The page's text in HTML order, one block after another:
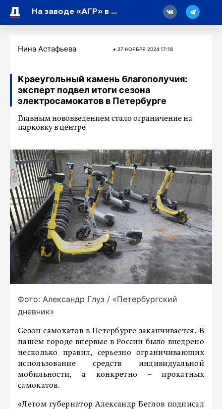
На заводе «АГР» в Петербурге могут запустить новую линейку автомобилей
Нина Астафьева 27 НОЯБРЯ 2024 17:18
Краеугольный камень благополучия:
эксперт подвел итоги сезона
электросамокатов в Петербурге
Главным нововведением стало ограничение на
парковку в центре
Фото: Александр Глуз / «Петербургский
дневник»
Сезон самокатов в Петербурге заканчивается. В
нашем городе впервые в России было внедрено
несколько правил, серьезно ограничивающих
использование средств индивидуальной
мобильности, а конкретно – прокатных
самокатов.
«Летом губернатор Александр Беглов подписал